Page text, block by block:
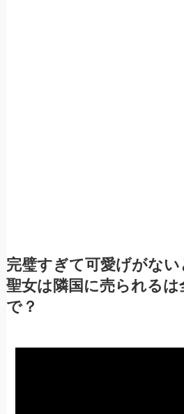
完璧すぎて可愛げがな
聖女は隣国に売られるは
で？